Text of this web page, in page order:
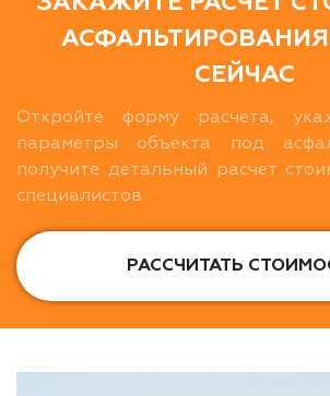
СЕЙЧАС
Откройте форму расчета,
параметры объекта под
получите детальный расчет
специалистов
РАССЧИТАТЬ